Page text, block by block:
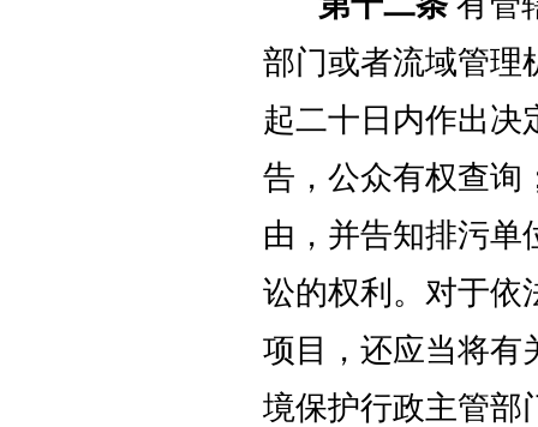
部门或者流域管理
起二十日内作出决
告，公众有权查询
由，并告知排污单
讼的权利。对于依
项目，还应当将有
境保护行政主管部